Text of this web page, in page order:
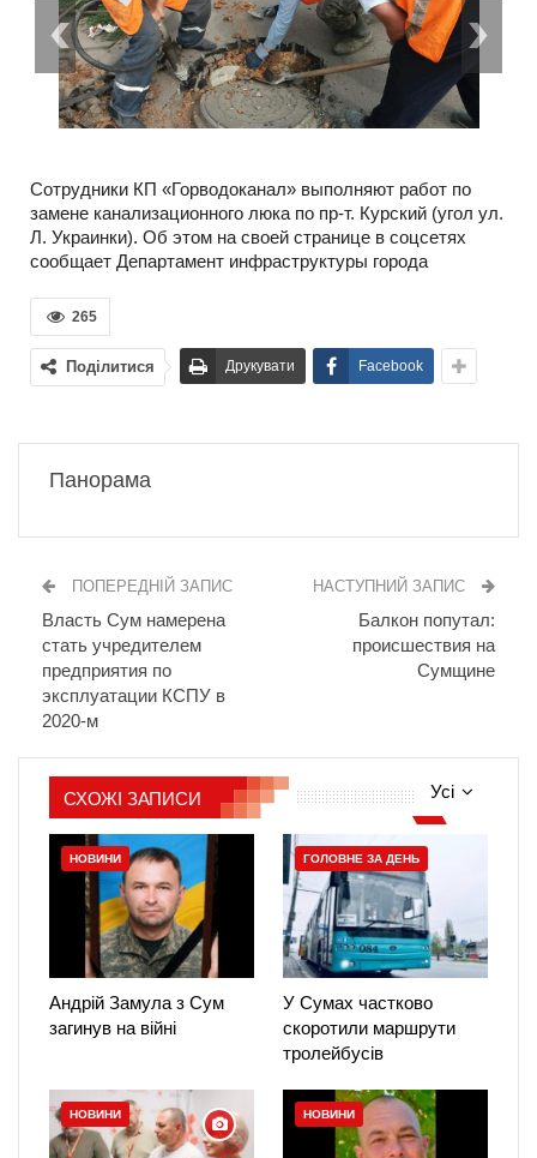
Сотрудники КП «Горводоканал» выполняют работ по
замене канализационного люка по пр-т. Курский (угол ул.
Л. Украинки). Об этом на своей странице в соцсетях
сообщает Департамент инфраструктуры города
265
Поділитися Друкувати Facebook
Панорама
ПОПЕРЕДНІЙ ЗАПИС
Власть Сум намерена
стать учредителем
предприятия по
эксплуатации КСПУ в
2020-м
НАСТУПНИЙ ЗАПИС
Балкон попутал:
происшествия на
Сумщине
Усі
СХОЖІ ЗАПИСИ
НОВИНИ
Андрій Замула з Сум
загинув на війні
ГОЛОВНЕ ЗА ДЕНЬ
У Сумах частково
скоротили маршрути
тролейбусів
НОВИНИ НОВИНИ